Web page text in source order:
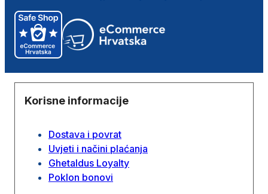
Korisne informacije
Dostava i povrat
Uvjeti i načini plaćanja
Ghetaldus Loyalty
Poklon bonovi